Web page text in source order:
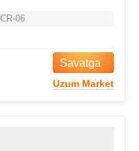
06
Savatga
Uzum Market